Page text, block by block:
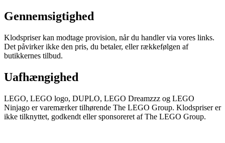
Gennemsigtighed
Klodspriser kan modtage provision, når du handler via vores links.
Det påvirker ikke den pris, du betaler, eller rækkefølgen af
butikkernes tilbud.
Uafhængighed
LEGO, LEGO logo, DUPLO, LEGO Dreamzzz og LEGO
Ninjago er varemærker tilhørende The LEGO Group. Klodspriser er
ikke tilknyttet, godkendt eller sponsoreret af The LEGO Group.